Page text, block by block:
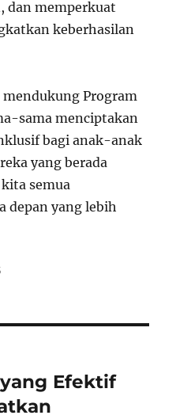
dan memperkuat
keberhasilan
Program
sama menciptakan
bagi anak-anak
yang berada
semua
depan yang lebih
Efektif